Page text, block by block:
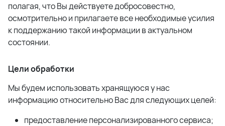
полагая, что Вы действуете добросовестно,
осмотрительно и прилагаете все необходимые усилия
к поддержанию такой информации в актуальном
состоянии.
Цели обработки
Мы будем использовать хранящуюся у нас
информацию относительно Вас для следующих целей:
предоставление персонализированного сервиса;